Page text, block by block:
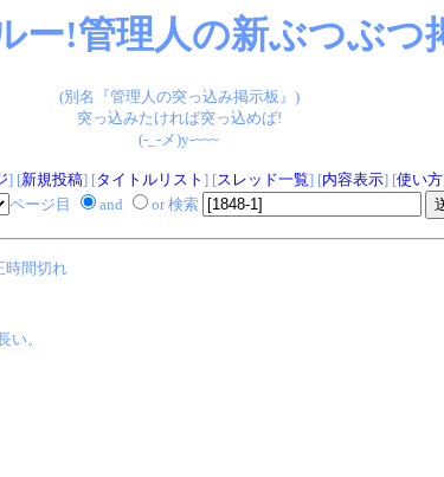
ー!管理人の新ぶつぶつ
(別名『管理人の突っ込み掲示板』)
突っ込みたければ突っ込めば!
(-_-メ)y-~~~
] [新規投稿] [タイトルリスト ] [スレッド一覧] [内容表示] [使い方
ページ目 and or 検索
時間切れ
い。